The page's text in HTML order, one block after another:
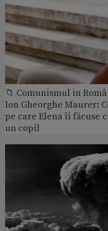
📁 Comunismul in
Ion Gheorghe Maurer:
pe care Elena îi făcuse
un copil